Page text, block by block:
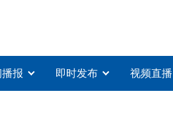
报 即时发布 视频直播